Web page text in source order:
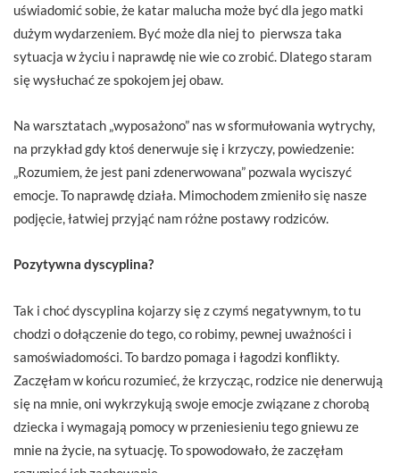
uświadomić sobie, że katar malucha może być dla jego matki
dużym wydarzeniem. Być może dla niej to pierwsza taka
sytuacja w życiu i naprawdę nie wie co zrobić. Dlatego staram
się wysłuchać ze spokojem jej obaw.
Na warsztatach „wyposażono” nas w sformułowania wytrychy,
na przykład gdy ktoś denerwuje się i krzyczy, powiedzenie:
„Rozumiem, że jest pani zdenerwowana” pozwala wyciszyć
emocje. To naprawdę działa. Mimochodem zmieniło się nasze
podjęcie, łatwiej przyjąć nam różne postawy rodziców.
Pozytywna dyscyplina?
Tak i choć dyscyplina kojarzy się z czymś negatywnym, to tu
chodzi o dołączenie do tego, co robimy, pewnej uważności i
samoświadomości. To bardzo pomaga i łagodzi konflikty.
Zaczęłam w końcu rozumieć, że krzycząc, rodzice nie denerwują
się na mnie, oni wykrzykują swoje emocje związane z chorobą
dziecka i wymagają pomocy w przeniesieniu tego gniewu ze
mnie na życie, na sytuację. To spowodowało, że zaczęłam